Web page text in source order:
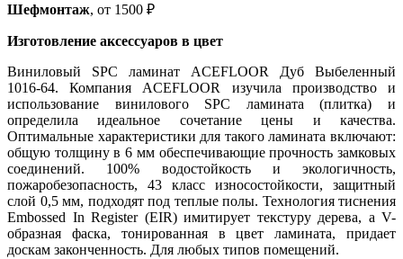
Шефмонтаж, от 1500 ₽
Изготовление аксессуаров в цвет
Виниловый SPC ламинат ACEFLOOR Дуб Выбеленный
1016-64. Компания ACEFLOOR изучила производство и
использование винилового SPC ламината (плитка) и
определила идеальное сочетание цены и качества.
Оптимальные характеристики для такого ламината включают:
общую толщину в 6 мм обеспечивающие прочность замковых
соединений. 100% водостойкость и экологичность,
пожаробезопасность, 43 класс износостойкости, защитный
слой 0,5 мм, подходят под теплые полы. Технология тиснения
Embossed In Register (EIR) имитирует текстуру дерева, а V-
образная фаска, тонированная в цвет ламината, придает
доскам законченность. Для любых типов помещений.